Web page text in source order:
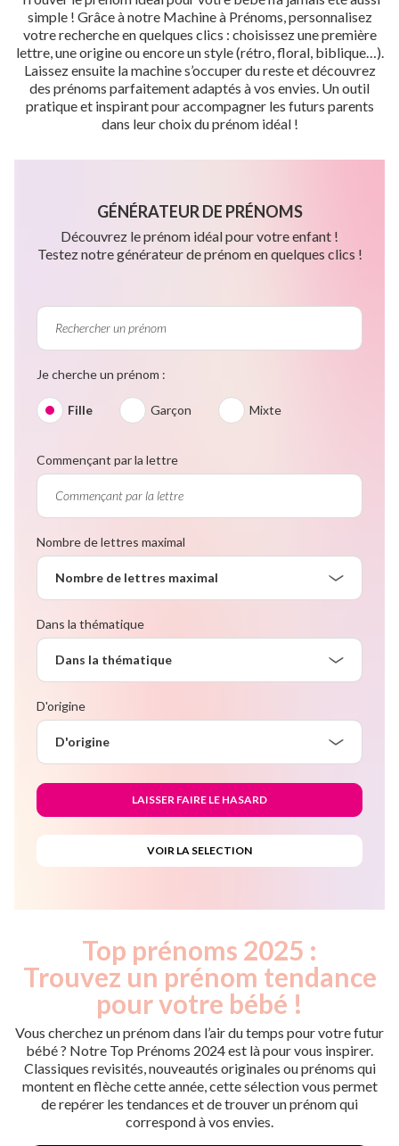
simple ! Grâce à notre Machine à Prénoms, personnalisez
votre recherche en quelques clics : choisissez une première
lettre, une origine ou encore un style (rétro, floral, biblique…).
Laissez ensuite la machine s’occuper du reste et découvrez
des prénoms parfaitement adaptés à vos envies. Un outil
pratique et inspirant pour accompagner les futurs parents
dans leur choix du prénom idéal !
GÉNÉRATEUR DE PRÉNOMS
Découvrez le prénom idéal pour votre enfant !
Testez notre générateur de prénom en quelques clics !
Je cherche un prénom :
Fille Garçon Mixte
Commençant par la lettre
Nombre de lettres maximal
Nombre de lettres maximal
Dans la thématique
Dans la thématique
D'origine
D'origine
Top prénoms 2025 :
Trouvez un prénom tendance
pour votre bébé !
Vous cherchez un prénom dans l’air du temps pour votre futur
bébé ? Notre Top Prénoms 2024 est là pour vous inspirer.
Classiques revisités, nouveautés originales ou prénoms qui
montent en flèche cette année, cette sélection vous permet
de repérer les tendances et de trouver un prénom qui
correspond à vos envies.